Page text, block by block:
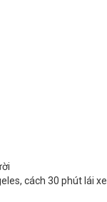
cách 30 phút lái xe